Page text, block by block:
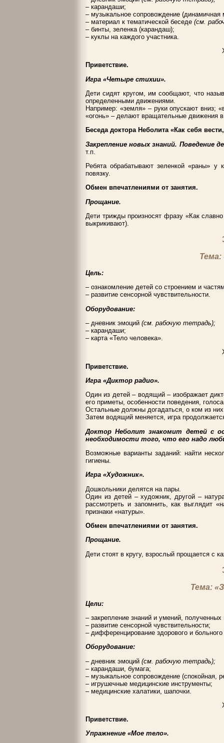
– карандаши;
– музыкальное сопровождение (динамичная
– материал к тематической беседе (см.
– бинты, зеленка (карандаш);
– куклы на каждого участника.
Приветствие.
Игра «Четыре стихии».
Дети сидят кругом, им сообщают, что
определенными движениями.
Например: «земля» – руки опускают вниз;
«огонь» – делают вращательные движения
Беседа доктора Неболита «Как себя
Закрепление новых знаний. Поведение
т.п.
Ребята обрабатывают зеленкой «раны»
повязку.
Обмен впечатлениями от занятия.
Прощание.
Дети трижды произносят фразу «Как
выкрикивают).
Тема:
Цель:
– ознакомление детей со строением и
– развитие сенсорной чувствительности.
Оборудование:
– дневник эмоций (см. рабочую тетрадь);
– карандаши;
– карта «Тело человека».
Приветствие.
Игра «Диктор радио».
Один из детей – водящий – изображает
его приметы, особенности поведения,
Остальные должны догадаться, о ком из
Затем водящий меняется, игра
Доктор Неболит знакомит детей с
необходимости того, что его надо
Возможные варианты заданий: найти
гигиены.
Игра «Художник».
Дошкольники делятся на пары.
Один из детей – художник, другой –
рассмотреть и запомнить, как выглядит
признаки «натуры».
Обмен впечатлениями от занятия.
Прощание.
Дети стоят в кругу, взрослый прощается с
Тема:
Цели:
– закрепление знаний и умений,
– развитие сенсорной чувствительности;
– дифференцирование здорового и больного
Оборудование:
– дневник эмоций (см. рабочую тетрадь);
– карандаши, бумага;
– музыкальное сопровождение (спокойная,
– игрушечные медицинские инструменты;
– медицинские халатики, шапочки.
Приветствие.
Упражнение «Мое тело».